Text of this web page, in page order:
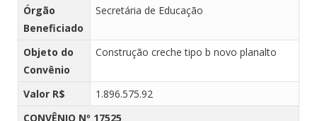
Órgão
Beneficiado
Secretária de Educação
Objeto do
Convênio
Construção creche tipo b novo planalto
Valor R$
1.896.575.92
CONVÊNIO Nº 17525